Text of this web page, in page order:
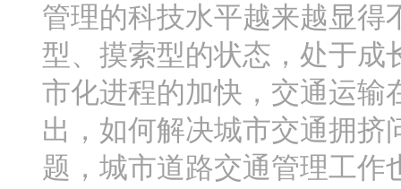
管理的科技水平越来越显得
型、摸索型的状态，处于
市化进程的加快，交通运输
出，如何解决城市交通拥挤
题，城市道路交通管理工作